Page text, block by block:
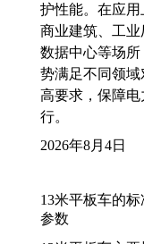
护性能。在应
商业建筑、工
数据中心等场
势满足不同领
高要求，保障
行。
2026年8月4日
13米平板车的
参数